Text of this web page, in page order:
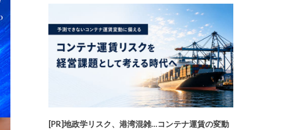
[PR]地政学リスク、港湾混雑…コンテナ運賃の変動